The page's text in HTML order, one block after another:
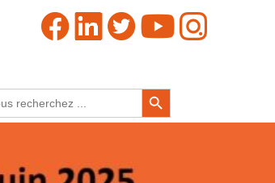
Search Button